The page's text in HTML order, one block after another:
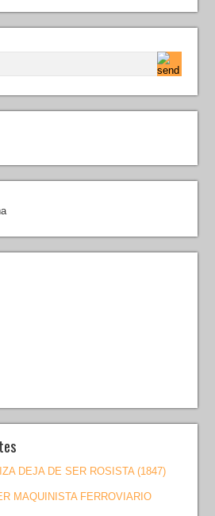
DEJA DE SER ROSISTA (1847)
MAQUINISTA FERROVIARIO